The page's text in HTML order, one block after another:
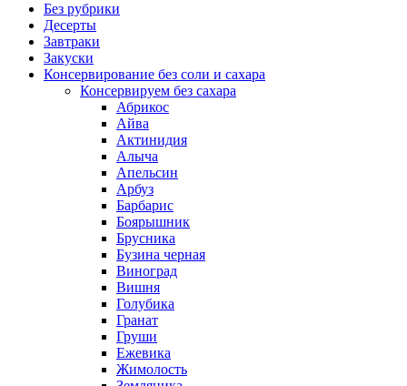
Без рубрики
Десерты
Завтраки
Закуски
Консервирование без соли и сахара
Консервируем без сахара
Абрикос
Айва
Актинидия
Алыча
Апельсин
Арбуз
Барбарис
Боярышник
Брусника
Бузина черная
Виноград
Вишня
Голубика
Гранат
Груши
Ежевика
Жимолость